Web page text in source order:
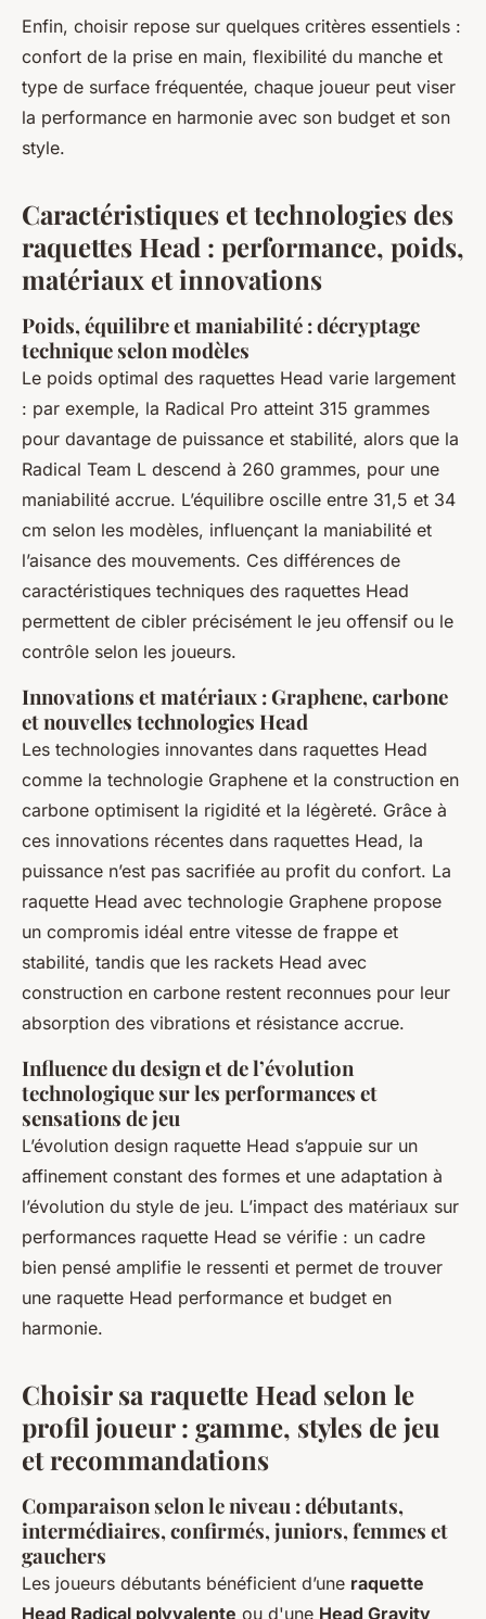
Enfin, choisir repose sur quelques critères essentiels :
confort de la prise en main, flexibilité du manche et
type de surface fréquentée, chaque joueur peut viser
la performance en harmonie avec son budget et son
style.
Caractéristiques et technologies des
raquettes Head : performance, poids,
matériaux et innovations
Poids, équilibre et maniabilité : décryptage
technique selon modèles
Le poids optimal des raquettes Head varie largement
: par exemple, la Radical Pro atteint 315 grammes
pour davantage de puissance et stabilité, alors que la
Radical Team L descend à 260 grammes, pour une
maniabilité accrue. L’équilibre oscille entre 31,5 et 34
cm selon les modèles, influençant la maniabilité et
l’aisance des mouvements. Ces différences de
caractéristiques techniques des raquettes Head
permettent de cibler précisément le jeu offensif ou le
contrôle selon les joueurs.
Innovations et matériaux : Graphene, carbone
et nouvelles technologies Head
Les technologies innovantes dans raquettes Head
comme la technologie Graphene et la construction en
carbone optimisent la rigidité et la légèreté. Grâce à
ces innovations récentes dans raquettes Head, la
puissance n’est pas sacrifiée au profit du confort. La
raquette Head avec technologie Graphene propose
un compromis idéal entre vitesse de frappe et
stabilité, tandis que les rackets Head avec
construction en carbone restent reconnues pour leur
absorption des vibrations et résistance accrue.
Influence du design et de l’évolution
technologique sur les performances et
sensations de jeu
L’évolution design raquette Head s’appuie sur un
affinement constant des formes et une adaptation à
l’évolution du style de jeu. L’impact des matériaux sur
performances raquette Head se vérifie : un cadre
bien pensé amplifie le ressenti et permet de trouver
une raquette Head performance et budget en
harmonie.
Choisir sa raquette Head selon le
profil joueur : gamme, styles de jeu
et recommandations
Comparaison selon le niveau : débutants,
intermédiaires, confirmés, juniors, femmes et
gauchers
Les joueurs débutants bénéficient d’une raquette
Head Radical polyvalente ou d'une Head Gravity